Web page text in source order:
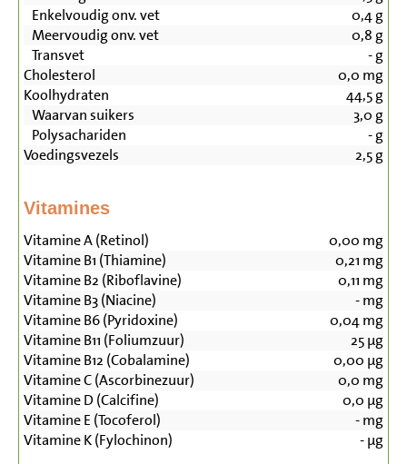
Enkelvoudig onv. vet
0,4g
Meervoudig onv. vet
0,8 g
Transvet
-g
Cholesterol
0,0 mg
Koolhydraten
44,5g
Waarvan suikers
3,0 g
Polysachariden
-g
Voedingsvezels
2,5g
Vitamines
Vitamine A (Retinol) 0,00 mg
Vitamine B1 (Thiamine)
0,21 mg
Vitamine B2 (Riboflavine)
0,11 mg
Vitamine B3 (Niacine)
-mg
Vitamine B6 (Pyridoxine)
0,04mg
Vitamine B11 (Foliumzuur)
25µg
Vitamine B12 (Cobalamine)
0,00 µg
Vitamine C (Ascorbinezuur)
0,0 mg
Vitamine D (Calcifine)
0,0 µg
Vitamine E (Tocoferol)
-mg
Vitamine K (Fylochinon)
-µg